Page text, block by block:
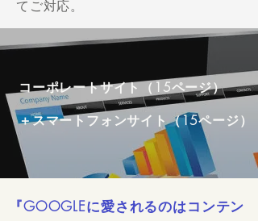
てご対応。
コーポレートサイト（15ページ）
＋スマートフォンサイト（15ページ）
『GOOGLEに愛されるのはコンテン